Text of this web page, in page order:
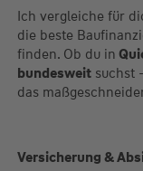
Ich vergleiche für
die beste
finden. Ob du in
bundesweitsuchst
das
Versicherung &